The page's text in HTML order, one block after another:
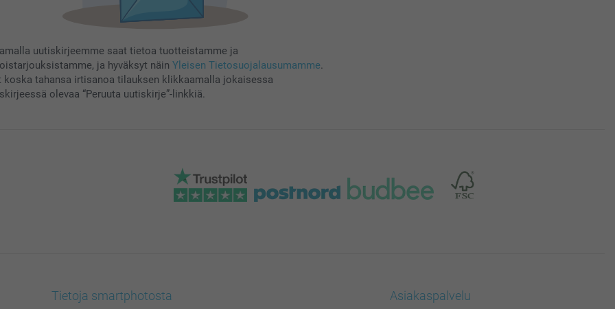
uutiskirjeemme saat tietoa tuotteistamme ja
ja hyväksyt näin Yleisen Tietosuojalausumamme.
koska tahansa irtisanoa tilauksen klikkaamalla jokaisessa
olevaa “Peruuta uutiskirje”-linkkiä.
Tietoja smartphotosta Asiakaspalvelu